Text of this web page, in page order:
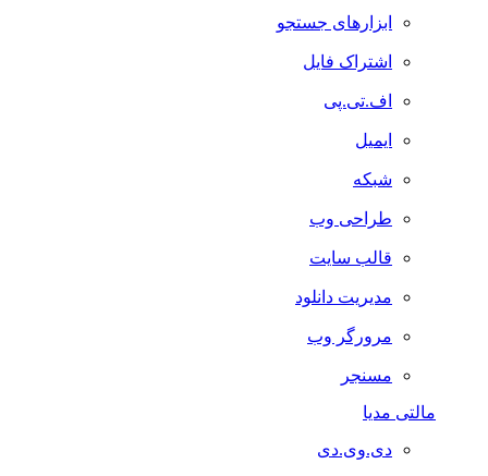
ابزارهای جستجو
اشتراک فایل
اف.تی.پی
ایمیل
شبکه
طراحی وب
قالب سایت
مدیریت دانلود
مرورگر وب
مسنجر
مالتی مدیا
دی.وی.دی